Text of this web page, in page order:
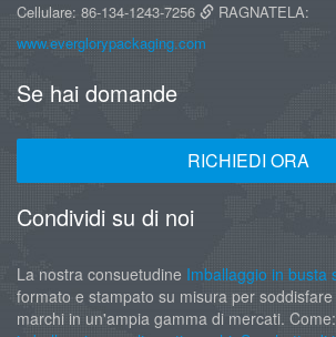
Cellulare: 86-134-1243-7256
RAGNATELA:
www.everglorypackaging.com
Se hai domande
RICHIEDI ORA
Condividi su di noi
La nostra consuetudine Imballaggio in busta
formato e stampato su misura per
marchi in un'ampia gamma di mercati. Come: